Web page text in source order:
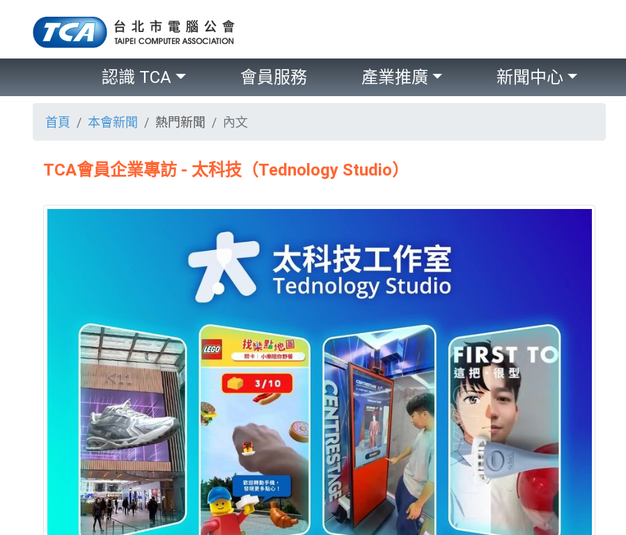
認識 TCA 會員服務 產業推廣 新聞中心
首頁 本會新聞 熱門新聞 內文
TCA會員企業專訪 - 太科技（Tednology Studio）